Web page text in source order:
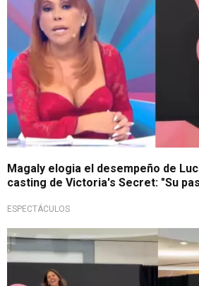
Magaly elogia el desempeño de
casting de Victoria's Secret: "Su
ESPECTÁCULOS
Grandes modelos